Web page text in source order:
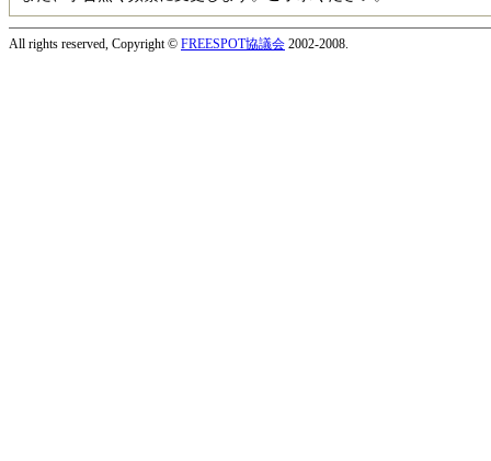
All rights reserved, Copyright © FREESPOT協議会 2002-2008.